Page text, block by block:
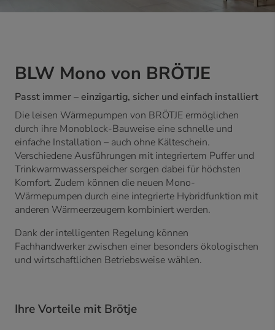
BLW Mono von BRÖTJE
Passt immer – einzigartig, sicher und einfach installiert
Die leisen Wärmepumpen von BRÖTJE ermöglichen
durch ihre Monoblock-Bauweise eine schnelle und
einfache Installation – auch ohne Kälteschein.
Verschiedene Ausführungen mit integriertem Puffer und
Trinkwarmwasserspeicher sorgen dabei für höchsten
Komfort. Zudem können die neuen Mono-
Wärmepumpen durch eine integrierte Hybridfunktion mit
anderen Wärmeerzeugern kombiniert werden.
Dank der intelligenten Regelung können
Fachhandwerker zwischen einer besonders ökologischen
und wirtschaftlichen Betriebsweise wählen.
Ihre Vorteile mit Brötje